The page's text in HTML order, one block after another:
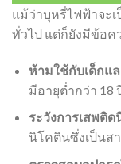
แม้ว่าบุหรี่ไฟฟ้าจะ
ทั่วไป แต่ก็ยังมีข้อค
ห้ามใช้กับเด็กแ
มีอายุต่ำกว่า 18
ระวังการเสพติ
นิโคตินซึ่งเป็นส